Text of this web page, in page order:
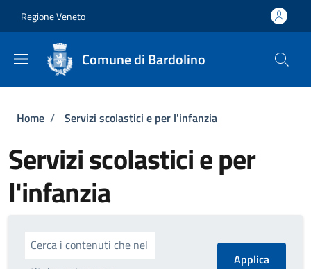
Regione Veneto
Comune di Bardolino
Briciole di pane
Home / Servizi scolastici e per l'infanzia
Servizi scolastici e per
l'infanzia
Cerca i contenuti che nel